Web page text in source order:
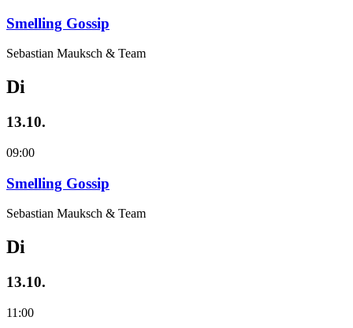
Smelling Gossip
Sebastian Mauksch & Team
Di
13.10.
09:00
Smelling Gossip
Sebastian Mauksch & Team
Di
13.10.
11:00